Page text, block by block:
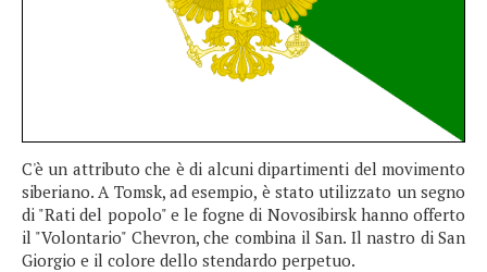
C'è un attributo che è di alcuni dipartimenti del movimento
siberiano. A Tomsk, ad esempio, è stato utilizzato un segno
di "Rati del popolo" e le fogne di Novosibirsk hanno offerto
il "Volontario" Chevron, che combina il San. Il nastro di San
Giorgio e il colore dello stendardo perpetuo.